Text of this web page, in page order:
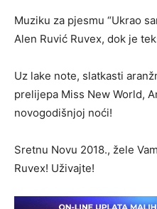
Muziku za pjesmu “Ukrao
Alen Ruvić Ruvex, dok je
Uz lake note, slatkasti
prelijepa Miss New World,
novogodišnjoj noći!
Sretnu Novu 2018., žele
Ruvex! Uživajte!